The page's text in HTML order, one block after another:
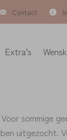
Contact
Extra's
sommige
uitgezocht.